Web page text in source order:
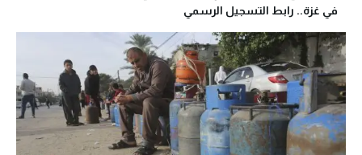
في غزة.. رابط التسجيل الرسمي